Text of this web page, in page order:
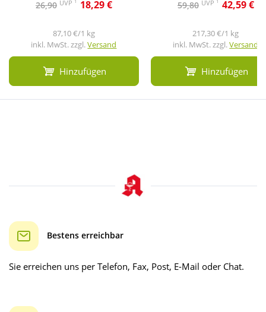
26,90 UVP 18,29 €
87,10 €/1 kg
inkl. MwSt. zzgl.Versand
Hinzufügen
59,80 UVP 42,59 €
217,30 €/1 kg
inkl. MwSt. zzgl.Versand
Hinzufügen
Bestens erreichbar
Sie erreichen uns per Telefon, Fax, Post, E-Mail oder Chat.